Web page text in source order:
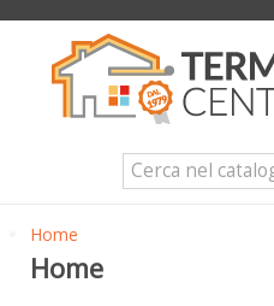
Impermeabilizzanti per
Isolanti Termici,
Isolanti Acustici
Porte e Finestre
Home
Home